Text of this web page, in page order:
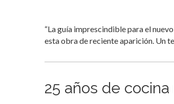
“La guía imprescindible para el
esta obra de reciente aparición. Un
25 años de